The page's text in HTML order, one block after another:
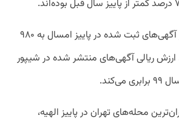
همچنین مجموع متراژ آگهی‌های ثبت شده در پاییز امسال به ۹۸۰
ریالی آگهی‌های منتشر شده در شیپور
محله‌های تهران در پاییز الهیه،